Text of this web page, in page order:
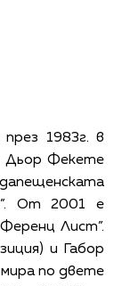
1983г. в
Дьор Фекете
От 2001 е
Лист”.
и Габор
по двете